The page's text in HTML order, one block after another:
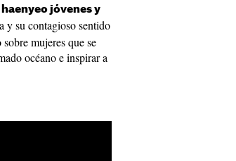
jóvenes y
y su contagioso sentido
mujeres que se
océano e inspirar a